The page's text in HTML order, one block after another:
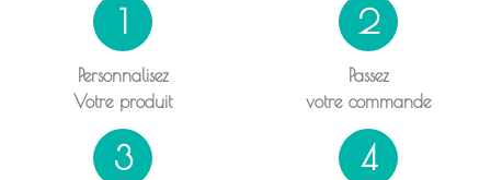
1
Personnalisez
Votre produit
2
Passez
votre commande
3 4